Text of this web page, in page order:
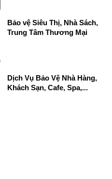
Bảo vệ Siêu Thị, Nhà Sách,
Trung Tâm Thương Mại